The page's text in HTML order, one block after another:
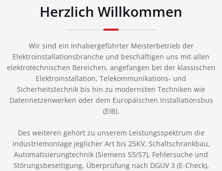
Herzlich Willkommen
Wir sind ein Inhabergeführter Meisterbetrieb der
Elektroinstallationsbranche und beschäftigen uns mit allen
elektrotechnischen Bereichen, angefangen bei der klassischen
Elektroinstallation, Telekommunikations- und
Sicherheitstechnik bis hin zu modernsten Techniken wie
Datennetzenwerken oder dem Europäischen Installationsbus
(EIB).
Des weiteren gehört zu unserem Leistungsspektrum die
Industriemontage jeglicher Art bis 25KV, Schaltschrankbau,
Automatisierungtechnik (Siemens S5/S7), Fehlersuche und
Störungsbeseitigung, Überprüfung nach DGUV 3 (E-Check),